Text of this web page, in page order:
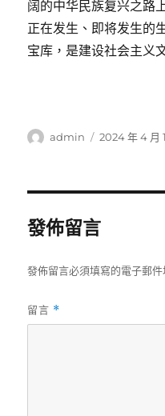
阔的中华民族复兴之路
正在发生、即将发生的
宝库，是建设社会主义
作
admin
發
2024 年 4 月
發佈留言
發佈留言必須填寫的電子郵件
留言 *